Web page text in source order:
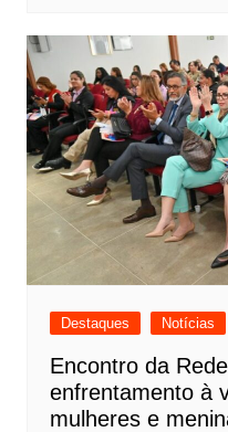
Destaques Notícias
Encontro da
enfrentamento à
mulheres e